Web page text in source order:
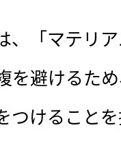
、「マテリ
を避けるた
つけること